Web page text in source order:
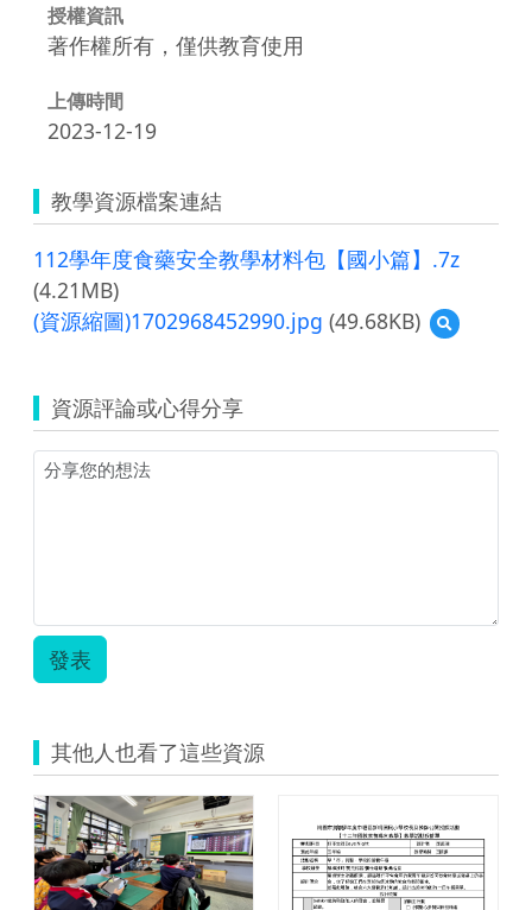
授權資訊
著作權所有，僅供教育使用
上傳時間
2023-12-19
教學資源檔案連結
112學年度食藥安全教學材料包【國小篇】.7z
(4.21MB)
(資源縮圖)1702968452990.jpg (49.68KB)
預
覽
圖
資源評論或心得分享
發表
其他人也看了這些資源